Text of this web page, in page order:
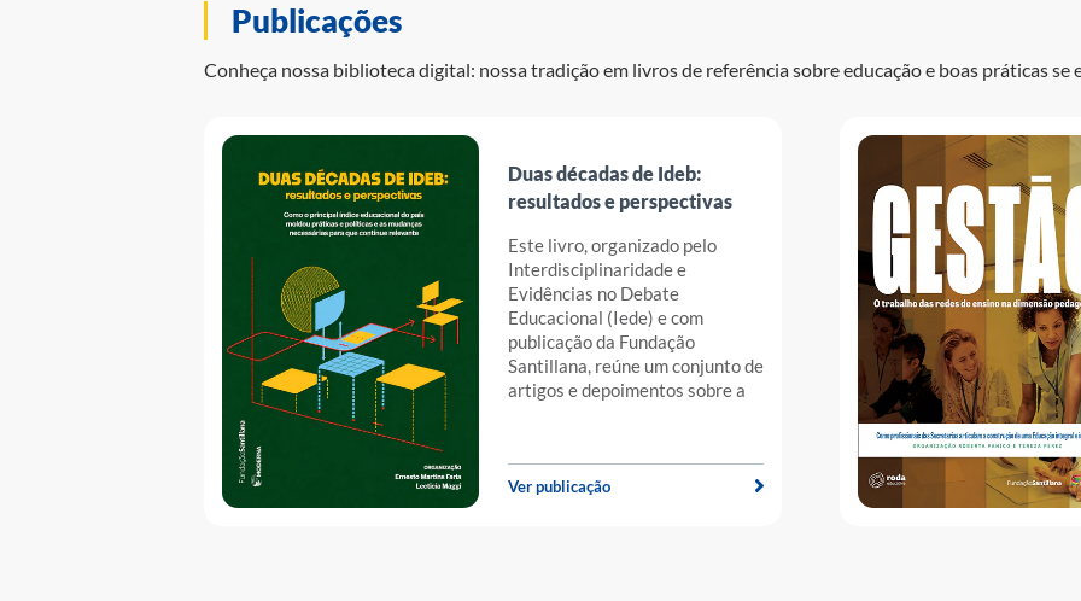
Publicações
Conheça nossa biblioteca digital: nossa tradição em livros de referência sobre educação e boas práticas se
Duas décadas de Ideb:
resultados e perspectivas
Este livro, organizado pelo
Interdisciplinaridade e
Evidências no Debate
Educacional (Iede) e com
publicação da Fundação
Santillana, reúne um conjunto de
artigos e depoimentos sobre a
Ver publicação